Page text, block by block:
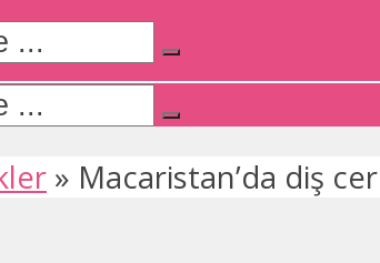
» Macaristan’da diş